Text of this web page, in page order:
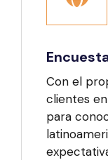
Con el
clientes
para